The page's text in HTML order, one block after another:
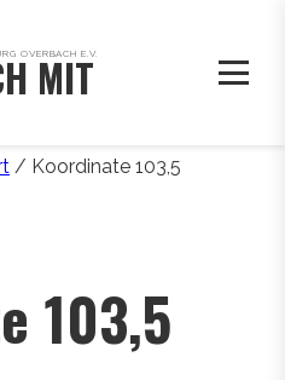
OVERBACH E.V.
MIT
/ Koordinate 103,5
103,5